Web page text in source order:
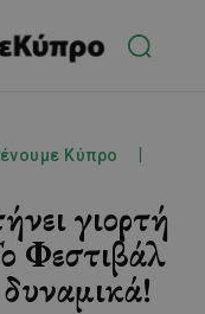
Κύπρο
γιορτή
Φεστιβάλ